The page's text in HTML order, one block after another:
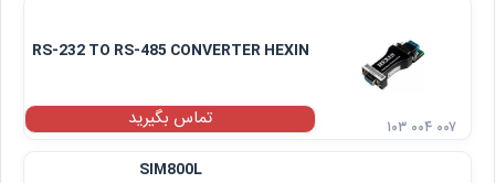
RS-232 TO RS-485 CONVERTER HEXIN
تماس بگیرید
۱۰۳ ۰۰۴ ۰۰۷
SIM800L